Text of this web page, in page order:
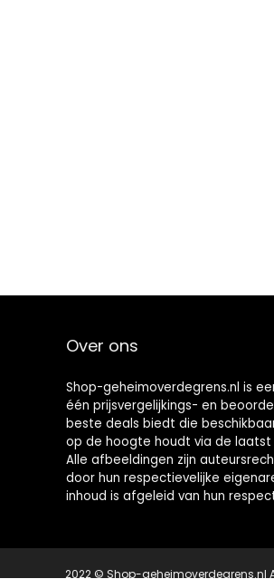
Over ons
Shop-geheimoverdegrens.nl is
één prijsvergelijkings- en
beste deals biedt die
op de hoogte houdt via de
Alle afbeeldingen zijn
door hun respectievelijke
inhoud is afgeleid van hun
2022 © Shop-geheimoverdegrens.nl